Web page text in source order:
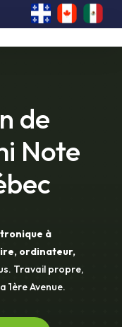
de
Note
à
ordinateur,
Travail propre,
1ère Avenue.